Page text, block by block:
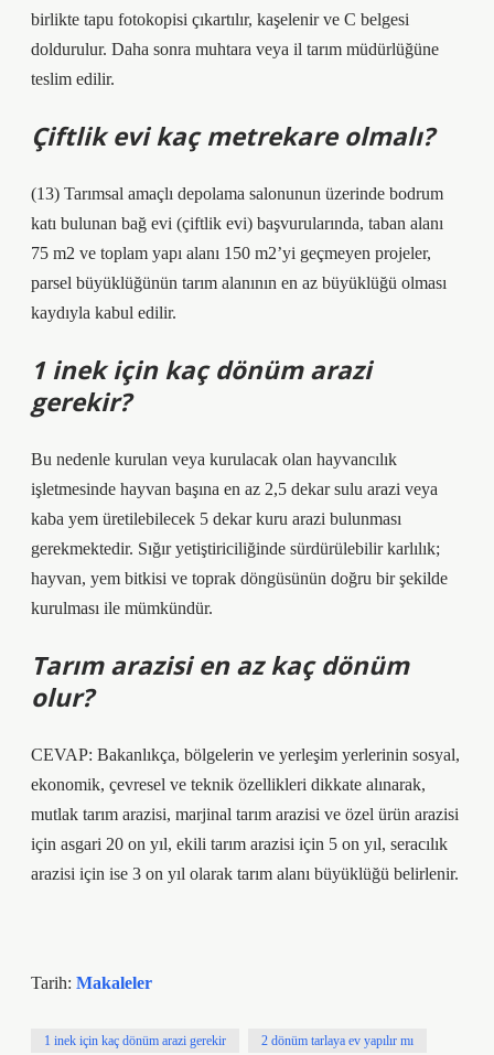
birlikte tapu fotokopisi çıkartılır, kaşelenir ve C belgesi
doldurulur. Daha sonra muhtara veya il tarım müdürlüğüne
teslim edilir.
Çiftlik evi kaç metrekare olmalı?
(13) Tarımsal amaçlı depolama salonunun üzerinde bodrum
katı bulunan bağ evi (çiftlik evi) başvurularında, taban alanı
75 m2 ve toplam yapı alanı 150 m2’yi geçmeyen projeler,
parsel büyüklüğünün tarım alanının en az büyüklüğü olması
kaydıyla kabul edilir.
1 inek için kaç dönüm arazi
gerekir?
Bu nedenle kurulan veya kurulacak olan hayvancılık
işletmesinde hayvan başına en az 2,5 dekar sulu arazi veya
kaba yem üretilebilecek 5 dekar kuru arazi bulunması
gerekmektedir. Sığır yetiştiriciliğinde sürdürülebilir karlılık;
hayvan, yem bitkisi ve toprak döngüsünün doğru bir şekilde
kurulması ile mümkündür.
Tarım arazisi en az kaç dönüm
olur?
CEVAP: Bakanlıkça, bölgelerin ve yerleşim yerlerinin sosyal,
ekonomik, çevresel ve teknik özellikleri dikkate alınarak,
mutlak tarım arazisi, marjinal tarım arazisi ve özel ürün arazisi
için asgari 20 on yıl, ekili tarım arazisi için 5 on yıl, seracılık
arazisi için ise 3 on yıl olarak tarım alanı büyüklüğü belirlenir.
Tarih: Makaleler
1 inek için kaç dönüm arazi gerekir 2 dönüm tarlaya ev yapılır mı